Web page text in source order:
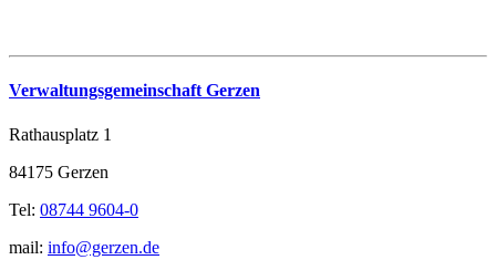
Verwaltungsgemeinschaft Gerzen
Rathausplatz 1
84175 Gerzen
Tel: 08744 9604-0
mail: info@gerzen.de